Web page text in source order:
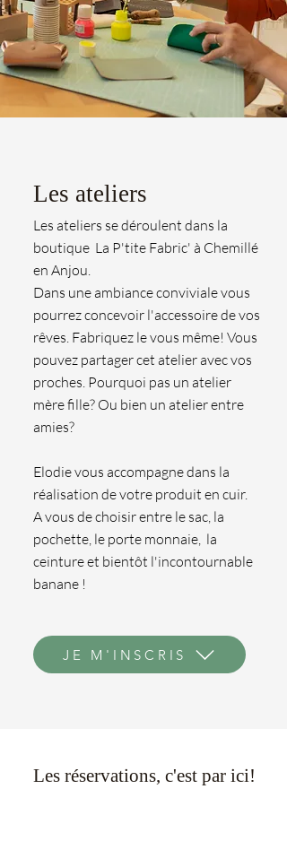
Les ateliers
Les ateliers se déroulent dans la
boutique La P'tite Fabric' à Chemillé
en Anjou.
Dans une ambiance conviviale vous
pourrez concevoir l'accessoire de vos
rêves. Fabriquez le vous même! Vous
pouvez partager cet atelier avec vos
proches. Pourquoi pas un atelier
mère fille? Ou bien un atelier entre
amies?
Elodie vous accompagne dans la
réalisation de votre produit en cuir.
A vous de choisir entre le sac, la
pochette, le porte monnaie, la
ceinture et bientôt l'incontournable
banane !
JE M'INSCRIS
Les réservations, c'est par ici!